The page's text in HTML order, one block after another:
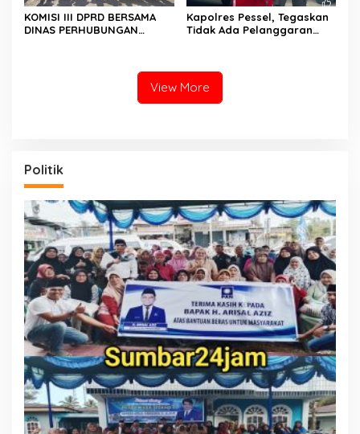
KOMISI III DPRD BERSAMA
DINAS PERHUBUNGAN
Kapolres Pessel, Tegaskan
Tidak Ada Pelanggaran
View More
Politik